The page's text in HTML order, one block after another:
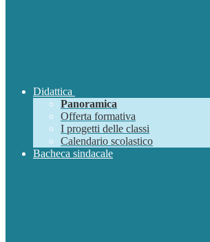
Didattica
Panoramica
Offerta formativa
I progetti delle classi
Calendario scolastico
Bacheca sindacale